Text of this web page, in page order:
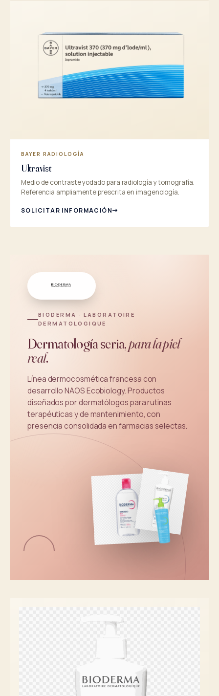
BAYER RADIOLOGÍA
Ultravist
Medio de contraste yodado para radiología y tomografía.
Referencia ampliamente prescrita en imagenología.
SOLICITAR INFORMACIÓN
BIODERMA · LABORATOIRE
DERMATOLOGIQUE
Dermatología seria,para la piel
real.
Línea dermocosmética francesa con
desarrollo NAOS Ecobiology. Productos
diseñados por dermatólogos para rutinas
terapéuticas y de mantenimiento, con
presencia consolidada en farmacias selectas.